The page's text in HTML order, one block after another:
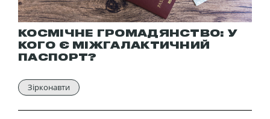
КОСМІЧНЕ ГРОМАДЯНСТВО: У
КОГО Є МІЖГАЛАКТИЧНИЙ
ПАСПОРТ?
Зірконавти